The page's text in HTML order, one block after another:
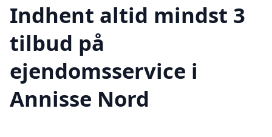
Indhent altid mindst 3
tilbud på
ejendomsservice i
Annisse Nord